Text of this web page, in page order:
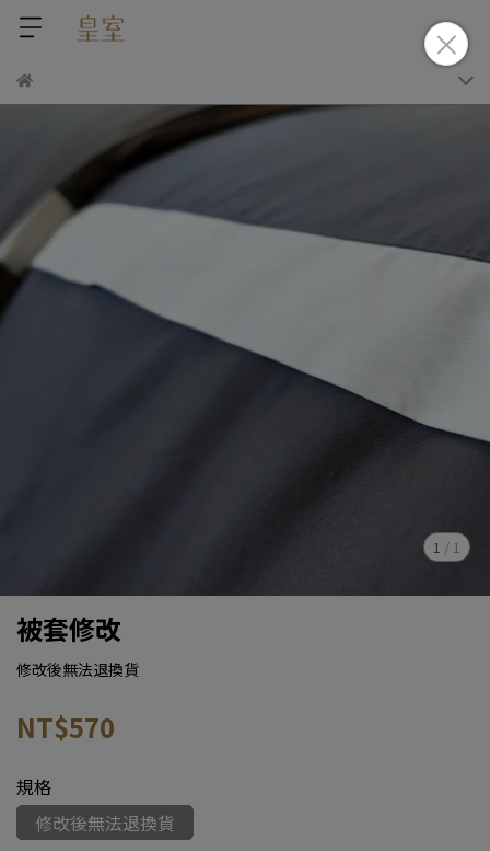
1 / 1
被套修改
修改後無法退換貨
NT$570
規格
修改後無法退換貨